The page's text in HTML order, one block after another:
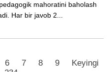
mahoratini baholash
Har bir javob 2...
6 7 8
9
Keyingi